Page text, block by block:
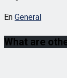
En General
What are